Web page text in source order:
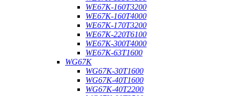
WE67K-160T3200
WE67K-160T4000
WE67K-170T3200
WE67K-220T6100
WE67K-300T4000
WE67K-63T1600
WG67K
WG67K-30T1600
WG67K-40T1600
WG67K-40T2200